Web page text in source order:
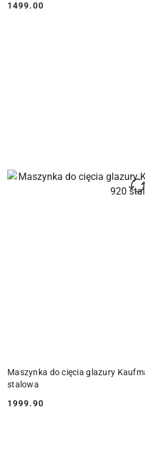
Cena:
1499.00
Maszynka do cięcia glazury
stalowa
Cena:
1999.90